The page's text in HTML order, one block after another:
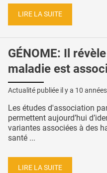
LIRE LA SUITE
GÉNOME: Il
maladie est
Actualité publiée il y a 10
Les études d'association
permettent aujourd’hui
variantes associées à des
santé ...
LIRE LA SUITE